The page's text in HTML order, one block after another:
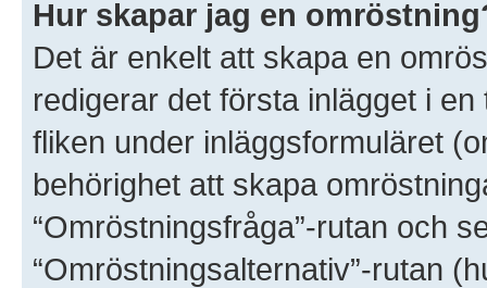
Hur skapar jag en
Det är enkelt att skapa en
redigerar det första inlägget i
fliken under inläggsformuläret
behörighet att skapa
“Omröstningsfråga”-rutan och
“Omröstningsalternativ”-rutan